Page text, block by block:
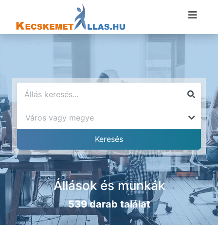
Állások és munkák
539 darab találat